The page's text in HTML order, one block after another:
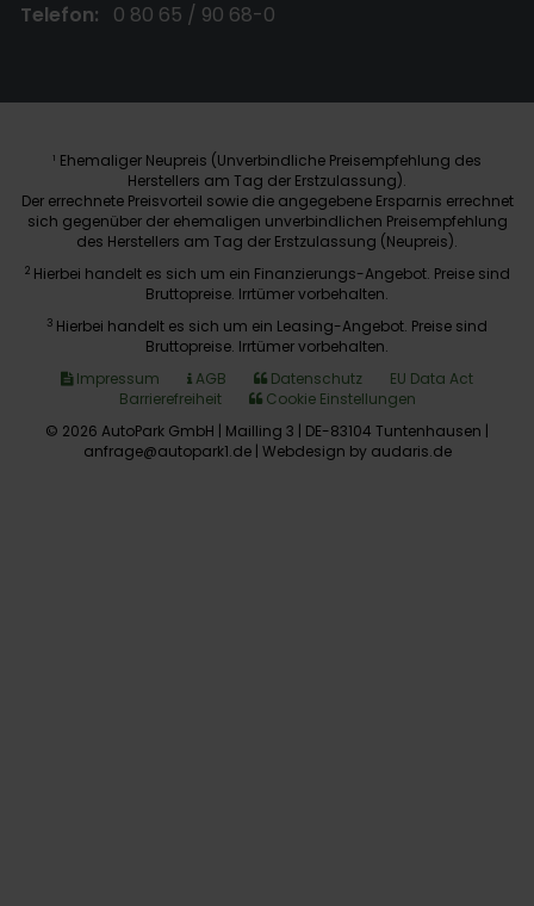
Telefon:
0 80 65 / 90 68-0
1 Ehemaliger Neupreis (Unverbindliche Preisempfehlung des
Herstellers am Tag der Erstzulassung).
Der errechnete Preisvorteil sowie die angegebene Ersparnis errechnet
sich gegenüber der ehemaligen unverbindlichen Preisempfehlung
des Herstellers am Tag der Erstzulassung (Neupreis).
2 Hierbei handelt es sich um ein Finanzierungs-Angebot. Preise sind
Bruttopreise. Irrtümer vorbehalten.
3 Hierbei handelt es sich um ein Leasing-Angebot. Preise sind
Bruttopreise. Irrtümer vorbehalten.
Impressum
AGB Datenschutz
EU Data Act
Barrierefreiheit
Cookie Einstellungen
© 2026 AutoPark GmbH | Mailling 3 | DE-83104 Tuntenhausen |
anfrage@autopark1.de | Webdesign by audaris.de